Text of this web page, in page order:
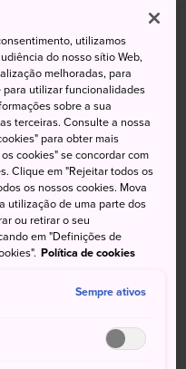
é o chefe de todos os
aparentemente
vibrantes que
constitui um cenário
mais famosas do
utilizamos
do nosso sítio Web,
melhoradas, para
utilizar funcionalidades
sobre a sua
terceiras. Consulte a nossa
para obter mais
cookies" se concordar com
Clique em "Rejeitar todos os
os nossos cookies. Mova
utilização de uma parte dos
ou retirar o seu
em "Definições de
Política de cookies
Sempre ativos